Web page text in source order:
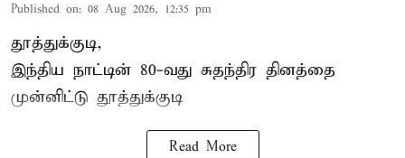
Published on: 08 Aug 2026, 12:35 pm
தூத்துக்குடி,
இந்திய நாட்டின் 80-வது சுதந்திர தினத்தை
முன்னிட்டு தூத்துக்குடி
Read More